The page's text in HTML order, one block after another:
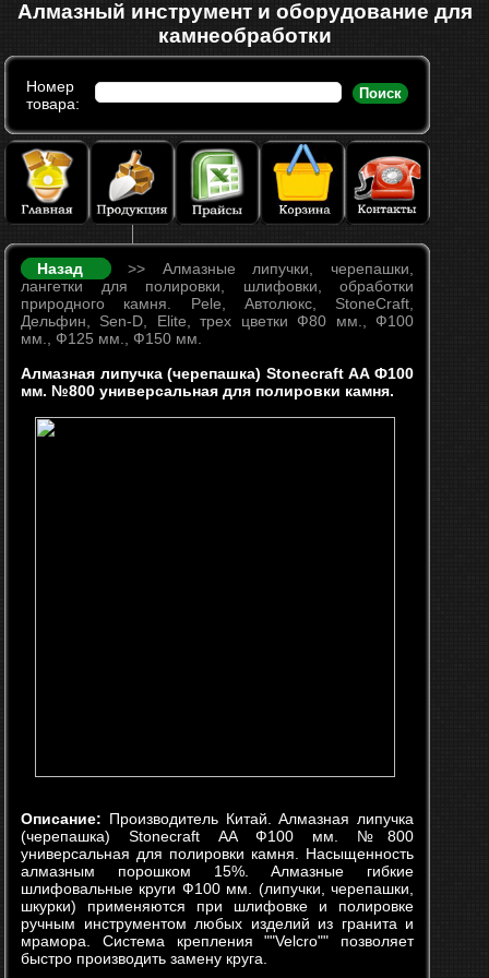
Алмазный инструмент и оборудование для
камнеобработки
Номер
товара:
Поиск
Назад
>> Алмазные липучки, черепашки,
лангетки для полировки, шлифовки, обработки
природного камня. Pele, Автолюкс, StoneCraft,
Дельфин, Sen-D, Elite, трех цветки Ф80 мм., Ф100
мм., Ф125 мм., Ф150 мм.
Алмазная липучка (черепашка) Stonecraft АA Ф100
мм. №800 универсальная для полировки камня.
Описание: Производитель Китай. Алмазная липучка
(черепашка) Stonecraft АA Ф100 мм. №800
универсальная для полировки камня. Насыщенность
алмазным порошком 15%. Алмазные гибкие
шлифовальные круги Ф100 мм. (липучки, черепашки,
шкурки) применяются при шлифовке и полировке
ручным инструментом любых изделий из гранита и
мрамора. Система крепления ""Velcro"" позволяет
быстро производить замену круга.